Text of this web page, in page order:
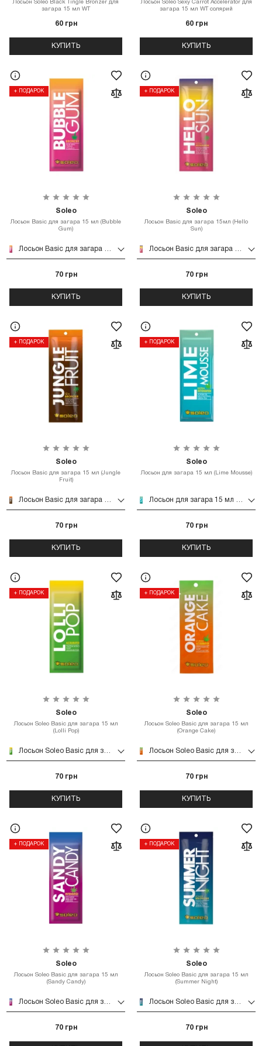
Лосьон Soleo Black Tingle Bronzer для
загара 15 мл WT
60 грн
КУПИТЬ
Лосьон Soleo Sexy Carrot Accelerator для
загара 15 мл WT солярий
60 грн
КУПИТЬ
+ ПОДАРОК
Soleo
Лосьон Basic для загара 15 мл (Bubble
Gum)
Лосьон Basic для загара 15 мл (Bubble Gum)
70 грн
КУПИТЬ
+ ПОДАРОК
Soleo
Лосьон Basic для загара 15мл (Hello
Sun)
Лосьон Basic для загара 15мл (Hello Sun)
70 грн
КУПИТЬ
+ ПОДАРОК
Soleo
Лосьон Basic для загара 15 мл (Jungle
Fruit)
Лосьон Basic для загара 15 мл (Jungle Fruit)
70 грн
КУПИТЬ
+ ПОДАРОК
Soleo
Лосьон для загара 15 мл (Lime Mousse)
Лосьон для загара 15 мл (Lime Mousse)
70 грн
КУПИТЬ
+ ПОДАРОК
Soleo
Лосьон Soleo Basic для загара 15 мл
(Lolli Pop)
Лосьон Soleo Basic для загара 15 мл (Lolli Pop)
70 грн
КУПИТЬ
+ ПОДАРОК
Soleo
Лосьон Soleo Basic для загара 15 мл
(Orange Cake)
Лосьон Soleo Basic для загара 15 мл (Orange Cake)
70 грн
КУПИТЬ
+ ПОДАРОК
Soleo
Лосьон Soleo Basic для загара 15 мл
(Sandy Candy)
Лосьон Soleo Basic для загара 15 мл (Sandy Candy)
70 грн
+ ПОДАРОК
Soleo
Лосьон Soleo Basic для загара 15 мл
(Summer Night)
Лосьон Soleo Basic для загара 15 мл (Summer Night)
70 грн